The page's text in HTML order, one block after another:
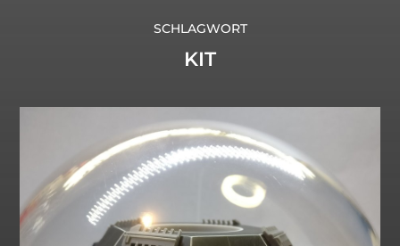
SCHLAGWORT
KIT